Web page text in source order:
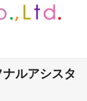
ナルアシスタ